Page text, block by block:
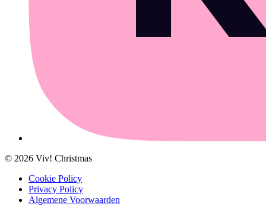
© 2026 Viv! Christmas
Cookie Policy
Privacy Policy
Algemene Voorwaarden